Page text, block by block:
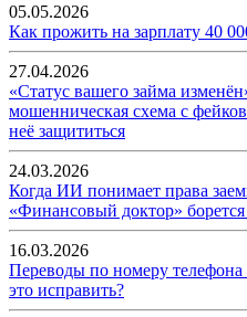
05.05.2026
Как прожить на зарплату 40
27.04.2026
«Статус вашего займа
мошенническая схема с
неё защититься
24.03.2026
Когда ИИ понимает права
«Финансовый доктор»
16.03.2026
Переводы по номеру телефона
это исправить?